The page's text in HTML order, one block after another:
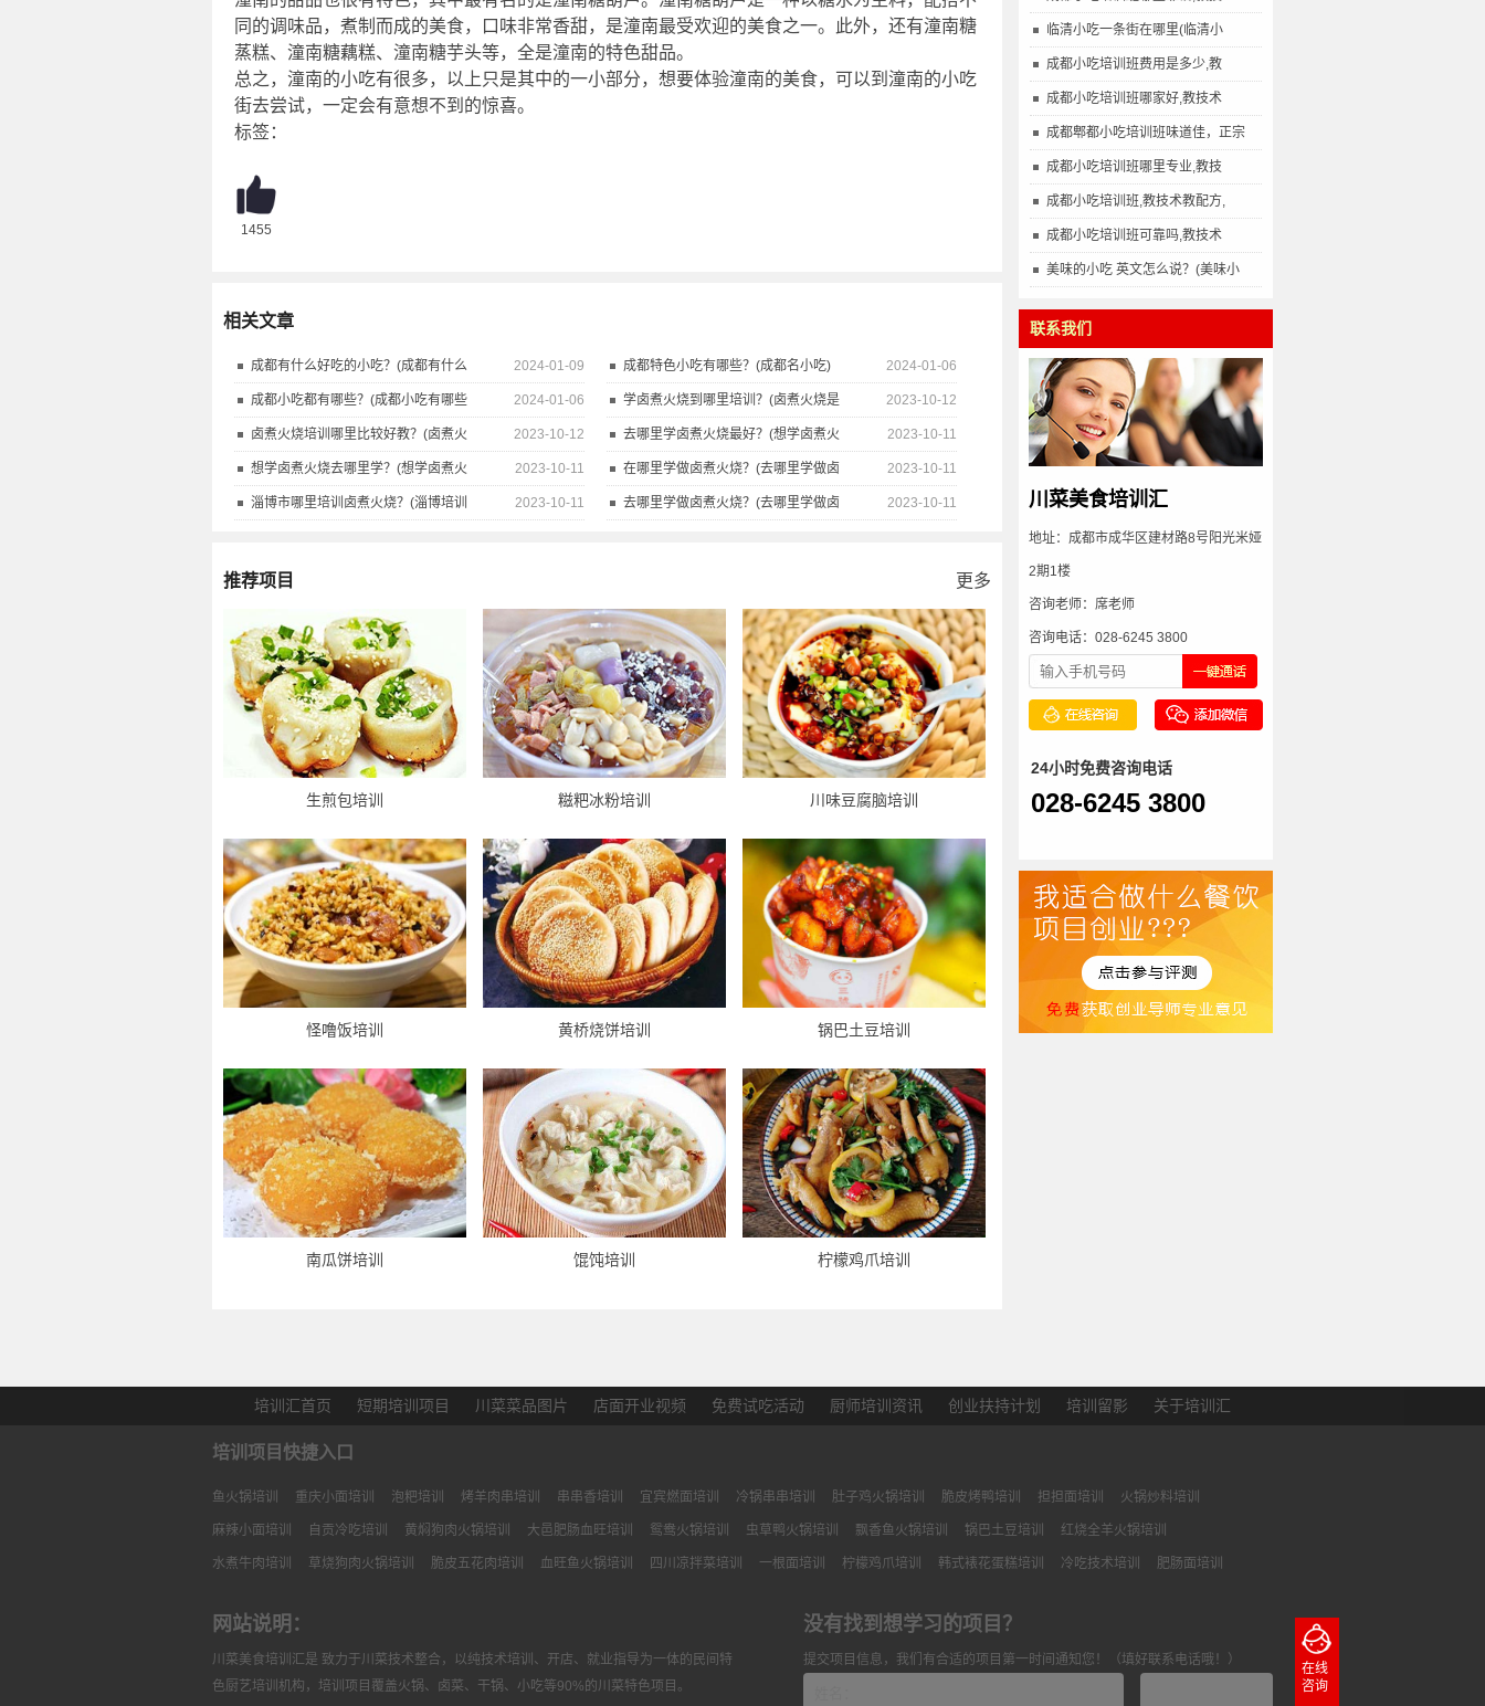
临清小吃一条街在哪里(临清小
成都小吃培训班费用是多少,教
成都小吃培训班哪家好,教技术
成都郫都小吃培训班味道佳，正宗
成都小吃培训班哪里专业,教技
成都小吃培训班,教技术教配方,
成都小吃培训班可靠吗,教技术
美味的小吃 英文怎么说？(美味小
联系我们
川菜美食培训汇
地址：成都市成华区建材路8号阳光米娅
2期1楼
咨询老师：席老师
咨询电话：028-6245 3800
24小时免费咨询电话
028-6245 3800
同的调味品，煮制而成的美食，口味非常香甜，是潼南最受欢迎的美食之一。此外，还有潼南糖
蒸糕、潼南糖藕糕、潼南糖芋头等，全是潼南的特色甜品。
总之，潼南的小吃有很多，以上只是其中的一小部分，想要体验潼南的美食，可以到潼南的小吃
街去尝试，一定会有意想不到的惊喜。
标签：
1455
相关文章
2024-01-09
成都有什么好吃的小吃？(成都有什么 2024-01-06
成都特色小吃有哪些？(成都名小吃)
2024-01-06
成都小吃都有哪些？(成都小吃有哪些 2023-10-12
学卤煮火烧到哪里培训？(卤煮火烧是
2023-10-12
卤煮火烧培训哪里比较好教？(卤煮火 2023-10-11
去哪里学卤煮火烧最好？(想学卤煮火
2023-10-11
想学卤煮火烧去哪里学？(想学卤煮火 2023-10-11
在哪里学做卤煮火烧？(去哪里学做卤
2023-10-11
淄博市哪里培训卤煮火烧？(淄博培训 2023-10-11
去哪里学做卤煮火烧？(去哪里学做卤
更多
推荐项目
生煎包培训 糍粑冰粉培训 川味豆腐脑培训
怪噜饭培训 黄桥烧饼培训 锅巴土豆培训
南瓜饼培训 馄饨培训 柠檬鸡爪培训
培训汇首页 短期培训项目 川菜菜品图片 店面开业视频 免费试吃活动 厨师培训资讯 创业扶持计划 培训留影 关于培训汇
培训项目快捷入口
鱼火锅培训 重庆小面培训 泡粑培训 烤羊肉串培训 串串香培训 宜宾燃面培训 冷锅串串培训 肚子鸡火锅培训 脆皮烤鸭培训 担担面培训 火锅炒料培训
麻辣小面培训 自贡冷吃培训 黄焖狗肉火锅培训 大邑肥肠血旺培训 鸳鸯火锅培训 虫草鸭火锅培训 飘香鱼火锅培训 锅巴土豆培训 红烧全羊火锅培训
水煮牛肉培训 草烧狗肉火锅培训 脆皮五花肉培训 血旺鱼火锅培训 四川凉拌菜培训 一根面培训 柠檬鸡爪培训 韩式裱花蛋糕培训 冷吃技术培训 肥肠面培训
网站说明：
川菜美食培训汇是 致力于川菜技术整合，以纯技术培训、开店、就业指导为一体的民间特
色厨艺培训机构，培训项目覆盖火锅、卤菜、干锅、小吃等90%的川菜特色项目。
没有找到想学习的项目？
提交项目信息，我们有合适的项目第一时间通知您！（填好联系电话哦！）
在线
咨询